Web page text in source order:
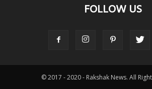
FOLLOW US
© 2017 - 2020 - Rakshak News. All